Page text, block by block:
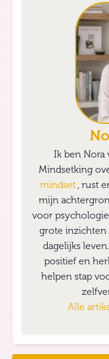
Ik ben Nora
Mindsetking
mindset , rust
mijn
voor
grote inzichten
dagelijks
positief en
helpen stap
Alle